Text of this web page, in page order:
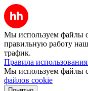
Мы используем файлы
правильную работу
трафик.
Правила
Мы используем файлы
файлов cookie